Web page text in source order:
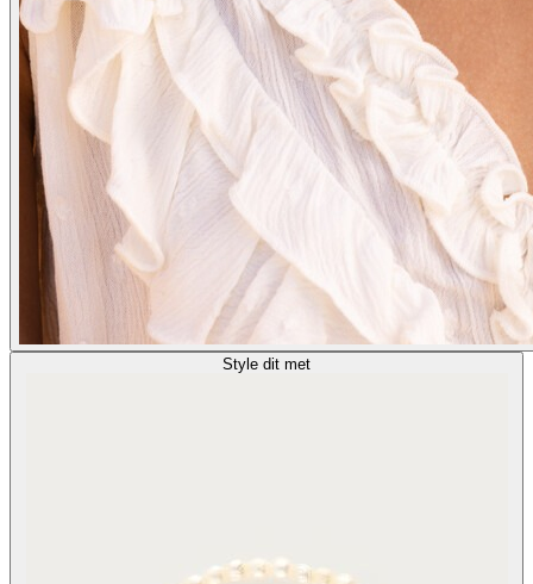
Style dit met